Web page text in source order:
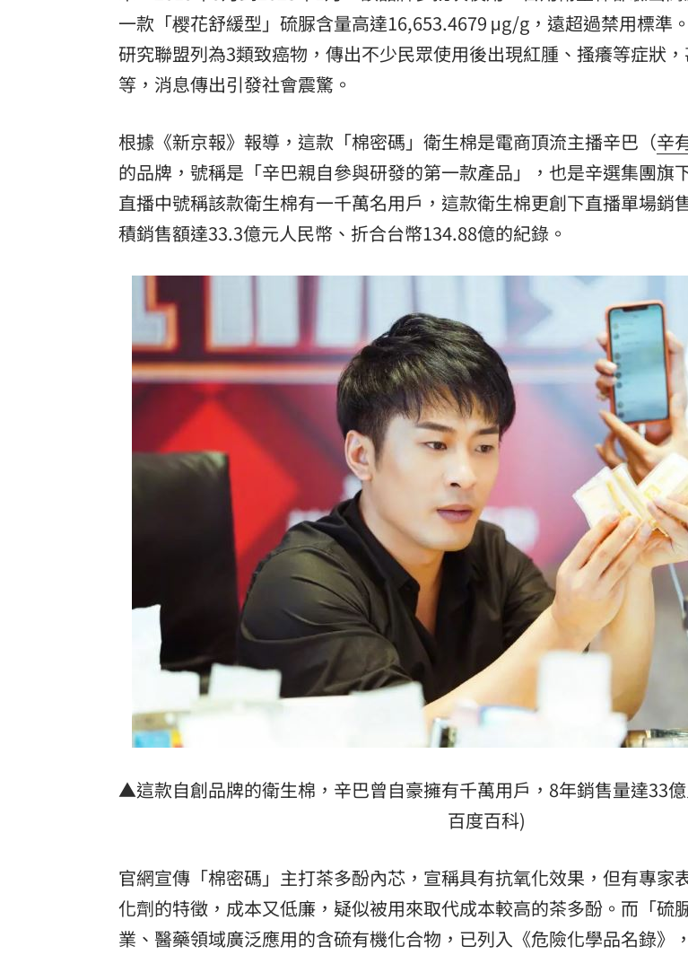
一款「樱花舒緩型」硫脲含量高達16,653.4679 μg/g，遠超過禁用標準
研究聯盟列為3類致癌物，傳出不少民眾使用後出現紅腫、搔癢等症狀
等，消息傳出引發社會震驚。
根據《新京報》報導，這款「棉密碼」衛生棉是電商頂流主播辛巴（辛
的品牌，號稱是「辛巴親自參與研發的第一款產品」，也是辛選集團旗
直播中號稱該款衛生棉有一千萬名用戶，這款衛生棉更創下直播單場銷
積銷售額達33.3億元人民幣、折合台幣134.88億的紀錄。
▲這款自創品牌的衛生棉，辛巴曾自豪擁有千萬用戶，8年銷售量達33
百度百科)
官網宣傳「棉密碼」主打茶多酚內芯，宣稱具有抗氧化效果，但有專家
化劑的特徵，成本又低廉，疑似被用來取代成本較高的茶多酚。而「硫
業、醫藥領域廣泛應用的含硫有機化合物，已列入《危險化學品名錄》